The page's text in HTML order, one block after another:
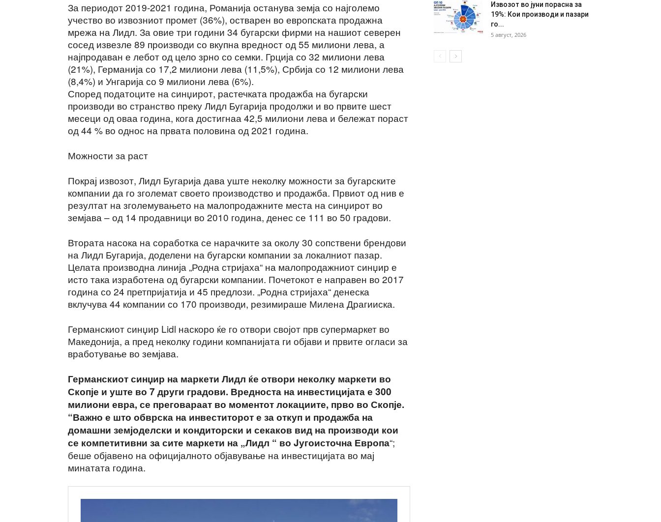
За периодот 2019-2021 година, Романија останува земја со најголемо
учество во извозниот промет (36%), остварен во европската продажна
мрежа на Лидл. За овие три години 34 бугарски фирми на нашиот северен
сосед извезле 89 производи со вкупна вредност од 55 милиони лева, а
најпродаван е лебот од цело зрно со семки. Грција со 32 милиони лева
(21%), Германија со 17,2 милиони лева (11,5%), Србија со 12 милиони лева
(8,4%) и Унгарија со 9 милиони лева (6%).
Според податоците на синџирот, растечката продажба на бугарски
производи во странство преку Лидл Бугарија продолжи и во првите шест
месеци од оваа година, кога достигнаа 42,5 милиони лева и бележат пораст
од 44 % во однос на првата половина од 2021 година.
Можности за раст
Покрај извозот, Лидл Бугарија дава уште неколку можности за бугарските
компании да го зголемат своето производство и продажба. Првиот од нив е
резултат на зголемувањето на малопродажните места на синџирот во
земјава – од 14 продавници во 2010 година, денес се 111 во 50 градови.
Втората насока на соработка се нарачките за околу 30 сопствени брендови
на Лидл Бугарија, доделени на бугарски компании за локалниот пазар.
Целата производна линија „Родна стријаха“ на малопродажниот синџир е
исто така изработена од бугарски компании. Почетокот е направен во 2017
година со 24 претпријатија и 45 предлози. „Родна стријаха“ денеска
вклучува 44 компании со 170 производи, резимираше Милена Драгииска.
Германскиот синџир Lidl наскоро ќе го отвори својот прв супермаркет во
Македонија, а пред неколку години компанијата ги објави и првите огласи за
вработување во земјава.
Германскиот синџир на маркети Лидл ќе отвори неколку маркети во
Скопје и уште во 7 други градови. Вредноста на инвестицијата е 300
милиони евра, се преговараат во моментот локациите, прво во Скопје.
“Важно е што обврска на инвеститорот е за откуп и продажба на
домашни земјоделски и кондиторски и секаков вид на производи кои
се компетитивни за сите маркети на „Лидл “ во Jугоисточна Европа“;
беше објавено на официјалното објавување на инвестицијата во мај
минатата година.
Извозот во јуни порасна за
19%: Кои производи и пазари
го...
5 август, 2026